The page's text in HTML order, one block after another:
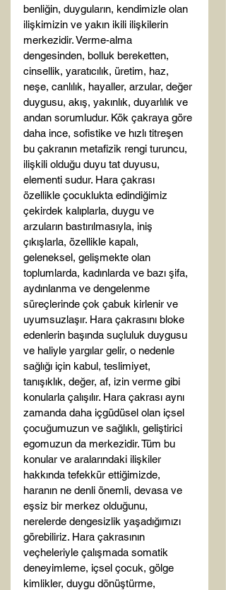
benliğin, duyguların, kendimizle olan
ilişkimizin ve yakın ikili ilişkilerin
merkezidir. Verme-alma
dengesinden, bolluk bereketten,
cinsellik, yaratıcılık, üretim, haz,
neşe, canlılık, hayaller, arzular, değer
duygusu, akış, yakınlık, duyarlılık ve
andan sorumludur. Kök çakraya göre
daha ince, sofistike ve hızlı titreşen
bu çakranın metafizik rengi turuncu,
ilişkili olduğu duyu tat duyusu,
elementi sudur. Hara çakrası
özellikle çocuklukta edindiğimiz
çekirdek kalıplarla, duygu ve
arzuların bastırılmasıyla, iniş
çıkışlarla, özellikle kapalı,
geleneksel, gelişmekte olan
toplumlarda, kadınlarda ve bazı şifa,
aydınlanma ve dengelenme
süreçlerinde çok çabuk kirlenir ve
uyumsuzlaşır. Hara çakrasını bloke
edenlerin başında suçluluk duygusu
ve haliyle yargılar gelir, o nedenle
sağlığı için kabul, teslimiyet,
tanışıklık, değer, af, izin verme gibi
konularla çalışılır. Hara çakrası aynı
zamanda daha içgüdüsel olan içsel
çocuğumuzun ve sağlıklı, geliştirici
egomuzun da merkezidir. Tüm bu
konular ve aralarındaki ilişkiler
hakkında tefekkür ettiğimizde,
haranın ne denli önemli, devasa ve
eşsiz bir merkez olduğunu,
nerelerde dengesizlik yaşadığımızı
görebiliriz. Hara çakrasının
veçheleriyle çalışmada somatik
deneyimleme, içsel çocuk, gölge
kimlikler, duygu dönüştürme,